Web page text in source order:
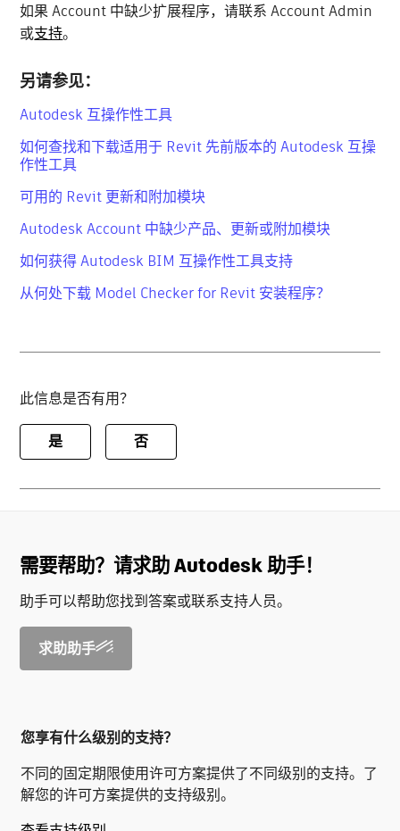
如果 Account 中缺少扩展程序，请联系 Account Admin
或支持。
另请参见：
Autodesk 互操作性工具
如何查找和下载适用于 Revit 先前版本的 Autodesk 互操
作性工具
可用的 Revit 更新和附加模块
Autodesk Account 中缺少产品、更新或附加模块
如何获得 Autodesk BIM 互操作性工具支持
从何处下载 Model Checker for Revit 安装程序？
此信息是否有用？
是 否
需要帮助？请求助 Autodesk 助手！
助手可以帮助您找到答案或联系支持人员。
求助助手
您享有什么级别的支持？
不同的固定期限使用许可方案提供了不同级别的支持。了
解您的许可方案提供的支持级别。